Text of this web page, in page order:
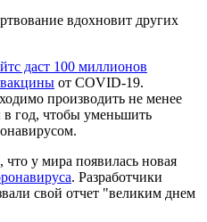
вдохновит других
даст 100 миллионов
вакцины от COVID-19.
производить не менее
год, чтобы уменьшить
у мира появилась новая
. Разработчики
свой отчет "великим днем